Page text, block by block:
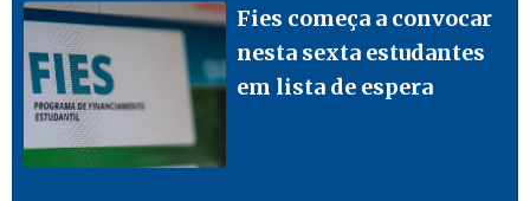
Fies começa a convocar
nesta sexta estudantes
em lista de espera